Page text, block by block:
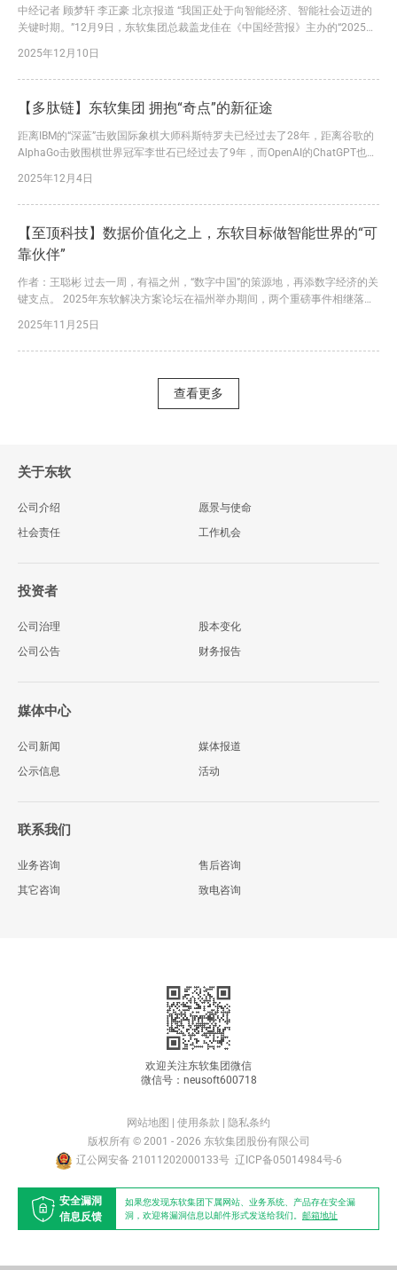
中经记者 顾梦轩 李正豪 北京报道 “我国正处于向智能经济、智能社会迈进的
关键时期。”12月9日，东软集团总裁盖龙佳在《中国经营报》主办的“2025中
+’行动的意见》提出，到2027年，率先实现人工智能与科学技术、产业发
展、民生福祉等6大重点领域广泛深度融合；到2030年，新一代智能终端、智
2025年12月10日
【多肽链】东软集团 拥抱“奇点”的新征途
距离IBM的“深蓝”击败国际象棋大师科斯特罗夫已经过去了28年，距离谷歌的
AlphaGo击败围棋世界冠军李世石已经过去了9年，而OpenAI的ChatGPT也已
自动驾驶感知模块等系统）到AGI（仍在系统进化过程中），人类社会正在从
后工业时代向人工智能时代加速迈进。 这是一次能够改写人类命运、重塑人
2025年12月4日
【至顶科技】数据价值化之上，东软目标做智能世界的“可
靠伙伴”
作者：王聪彬 过去一周，有福之州，“数字中国”的策源地，再添数字经济的关
键支点。 2025年东软解决方案论坛在福州举办期间，两个重磅事件相继落
中心等落地福州新区（长乐区）。 双方将在数字政府服务能力提升、数字经
济产业创新、医疗健康产业发展、康养科技服务等领域开展全面合作，促进数
2025年11月25日
查看更多
关于东软
公司介绍
愿景与使命
社会责任
工作机会
投资者
公司治理
股本变化
公司公告
财务报告
媒体中心
公司新闻
媒体报道
公示信息
活动
联系我们
业务咨询
售后咨询
其它咨询
致电咨询
欢迎关注东软集团微信
微信号：neusoft600718
网站地图 使用条款
隐私条约
版权所有 © 2001 - 2026 东软集团股份有限公司
辽公网安备 21011202000133号 辽ICP备05014984号-6
安全漏洞
信息反馈
如果您发现东软集团下属网站、业务系统、产品存在安全漏
洞，欢迎将漏洞信息以邮件形式发送给我们。 邮箱地址